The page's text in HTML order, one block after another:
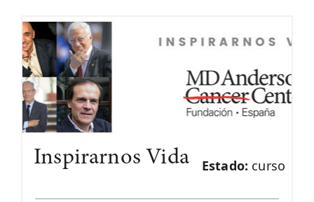
Inspirarnos Vida Estado: curso